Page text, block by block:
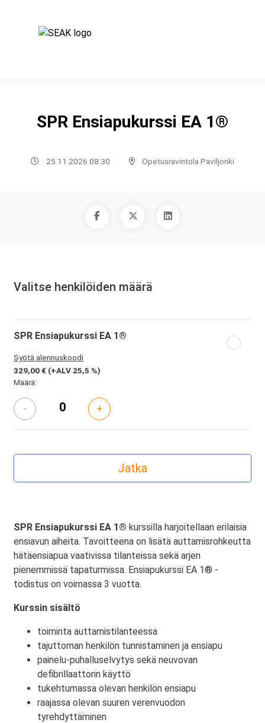
SPR Ensiapukurssi EA 1®
25.11.2026 08:30 Opetusravintola Paviljonki
Valitse henkilöiden määrä
SPR Ensiapukurssi EA 1®
Syötä alennuskoodi
329,00 € (+ALV 25,5 %)
Määrä:
- +
SPR Ensiapukurssi EA 1® kurssilla harjoitellaan erilaisia
ensiavun aiheita. Tavoitteena on lisätä auttamisrohkeutta
hätäensiapua vaativissa tilanteissa sekä arjen
pienemmissä tapaturmissa. Ensiapukurssi EA 1® -
todistus on voimassa 3 vuotta.
Kurssin sisältö
toiminta auttamistilanteessa
tajuttoman henkilön tunnistaminen ja ensiapu
painelu-puhalluselvytys sekä neuvovan
defibrillaattorin käyttö
tukehtumassa olevan henkilön ensiapu
raajassa olevan suuren verenvuodon
tyrehdyttäminen